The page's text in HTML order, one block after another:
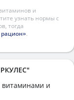
и
узнать нормы с
тогда
.
витаминами и